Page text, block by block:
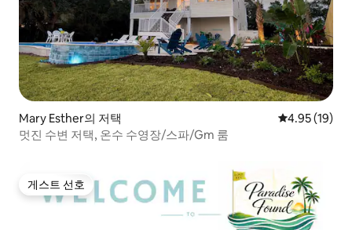
Mary Esther의 저택 평점 4.95점
4.95 (19)
멋진 수변 저택, 온수 수영장/스파/Gm 룸
게스트 선호
게스트 선호